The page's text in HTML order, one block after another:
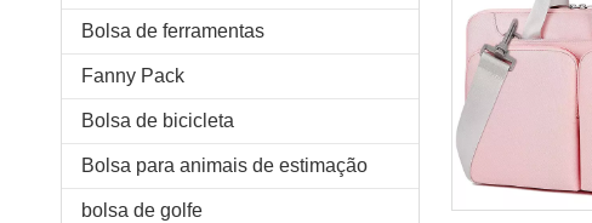
Bolsa de ferramentas
Fanny Pack
Bolsa de bicicleta
Bolsa para animais de estimação
bolsa de golfe